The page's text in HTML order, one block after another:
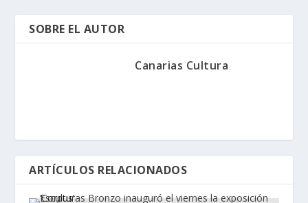
SOBRE EL AUTOR
Canarias Cultura
ARTÍCULOS RELACIONADOS